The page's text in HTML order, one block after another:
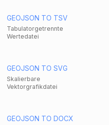
GEOJSON TO TSV
Tabulatorgetrennte
Wertedatei
GEOJSON TO SVG
Skalierbare
Vektorgrafikdatei
GEOJSON TO DOCX